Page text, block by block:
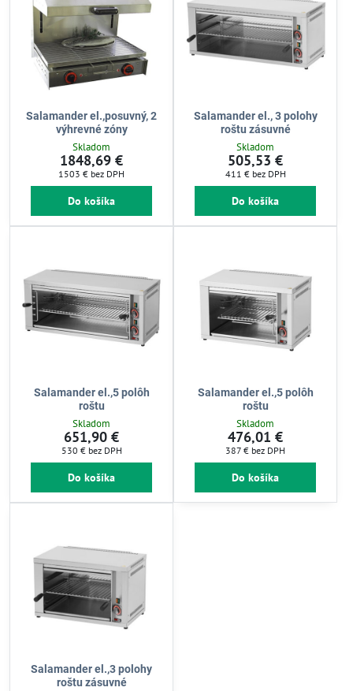
Salamander el.,posuvný, 2
výhrevné zóny
Skladom
1848,69 €
1503 € bez DPH
Do košíka
Salamander el., 3 polohy
roštu zásuvné
Skladom
505,53 €
411 € bez DPH
Do košíka
Salamander el.,5 polôh
roštu
Skladom
651,90 €
530 € bez DPH
Do košíka
Salamander el.,5 polôh
roštu
Skladom
476,01 €
387 € bez DPH
Do košíka
Salamander el.,3 polohy
roštu zásuvné